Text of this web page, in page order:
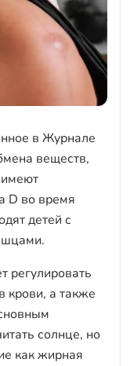
в Журнале
веществ,
имеют
D во время
детей с
регулировать
крови, а также
солнце, но
как жирная